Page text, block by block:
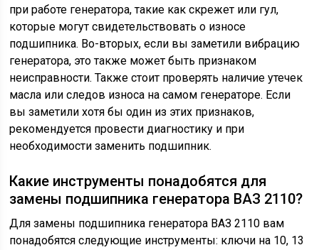
при работе генератора, такие как скрежет или гул,
которые могут свидетельствовать о износе
подшипника. Во-вторых, если вы заметили вибрацию
генератора, это также может быть признаком
неисправности. Также стоит проверять наличие утечек
масла или следов износа на самом генераторе. Если
вы заметили хотя бы один из этих признаков,
рекомендуется провести диагностику и при
необходимости заменить подшипник.
Какие инструменты понадобятся для
замены подшипника генератора ВАЗ 2110?
Для замены подшипника генератора ВАЗ 2110 вам
понадобятся следующие инструменты: ключи на 10, 13